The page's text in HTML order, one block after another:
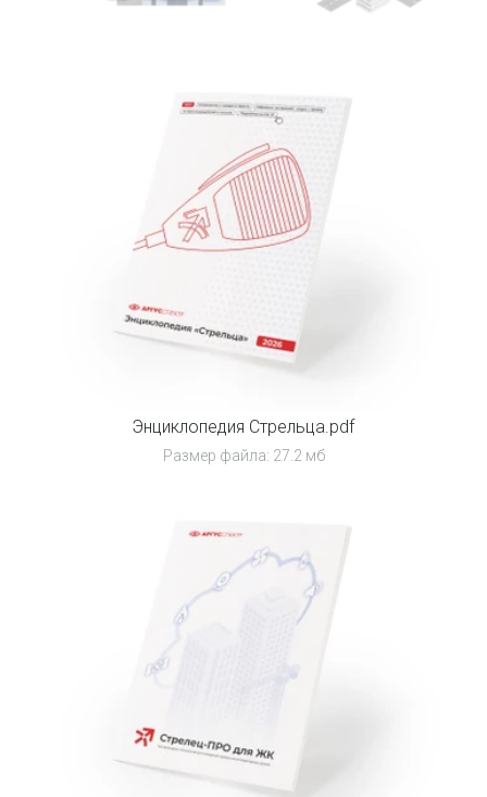
Энциклопедия Стрельца.pdf
Размер файла: 27.2 мб